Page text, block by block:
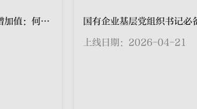
如何多措并举提升国有企业增加值：何谓企业增加值
上线日期：2026-04-21